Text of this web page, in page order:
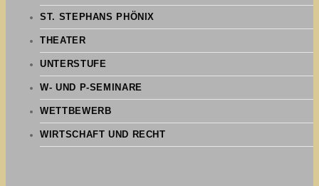
ST. STEPHANS PHÖNIX
THEATER
UNTERSTUFE
W- UND P-SEMINARE
WETTBEWERB
WIRTSCHAFT UND RECHT